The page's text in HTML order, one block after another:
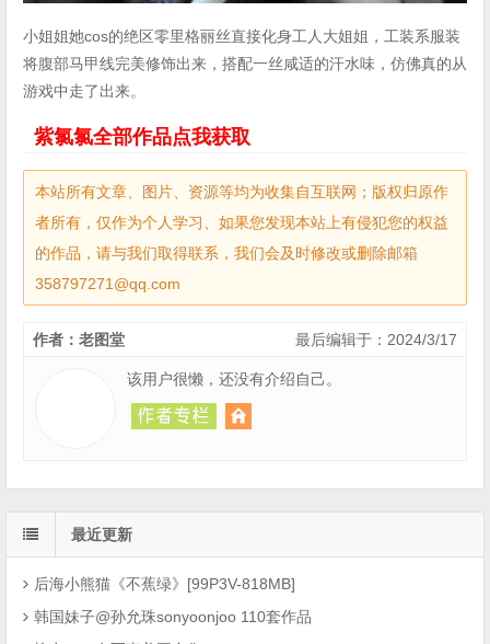
小姐姐她cos的绝区零里格丽丝直接化身工人大姐姐，工装系服装
将腹部马甲线完美修饰出来，搭配一丝咸适的汗水味，仿佛真的从
游戏中走了出来。
紫氯氯全部作品点我获取
本站所有文章、图片、资源等均为收集自互联网；版权归原作
者所有，仅作为个人学习、如果您发现本站上有侵犯您的权益
的作品，请与我们取得联系，我们会及时修改或删除邮箱
358797271@qq.com
最后编辑于：2024/3/17
作者：老图堂
该用户很懒，还没有介绍自己。
最近更新
后海小熊猫《不蕉绿》[99P3V-818MB]
韩国妹子@孙允珠sonyoonjoo 110套作品